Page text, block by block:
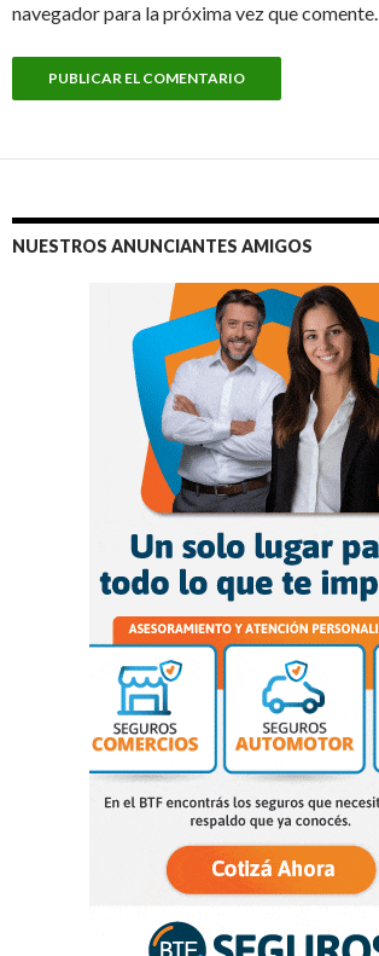
navegador para la próxima vez que comente.
NUESTROS ANUNCIANTES AMIGOS